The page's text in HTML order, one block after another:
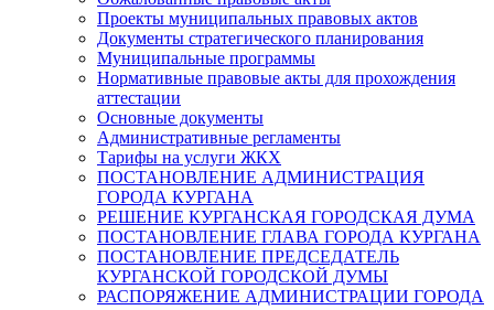
Проекты муниципальных правовых актов
Документы стратегического планирования
Муниципальные программы
Нормативные правовые акты для прохождения
аттестации
Основные документы
Административные регламенты
Тарифы на услуги ЖКХ
ПОСТАНОВЛЕНИЕ АДМИНИСТРАЦИЯ
ГОРОДА КУРГАНА
РЕШЕНИЕ КУРГАНСКАЯ ГОРОДСКАЯ ДУМА
ПОСТАНОВЛЕНИЕ ГЛАВА ГОРОДА КУРГАНА
ПОСТАНОВЛЕНИЕ ПРЕДСЕДАТЕЛЬ
КУРГАНСКОЙ ГОРОДСКОЙ ДУМЫ
РАСПОРЯЖЕНИЕ АДМИНИСТРАЦИИ ГОРОДА